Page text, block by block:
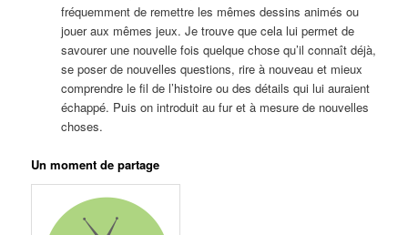
fréquemment de remettre les mêmes dessins animés ou
jouer aux mêmes jeux. Je trouve que cela lui permet de
savourer une nouvelle fois quelque chose qu’il connaît déjà,
se poser de nouvelles questions, rire à nouveau et mieux
comprendre le fil de l’histoire ou des détails qui lui auraient
échappé. Puis on introduit au fur et à mesure de nouvelles
choses.
Un moment de partage